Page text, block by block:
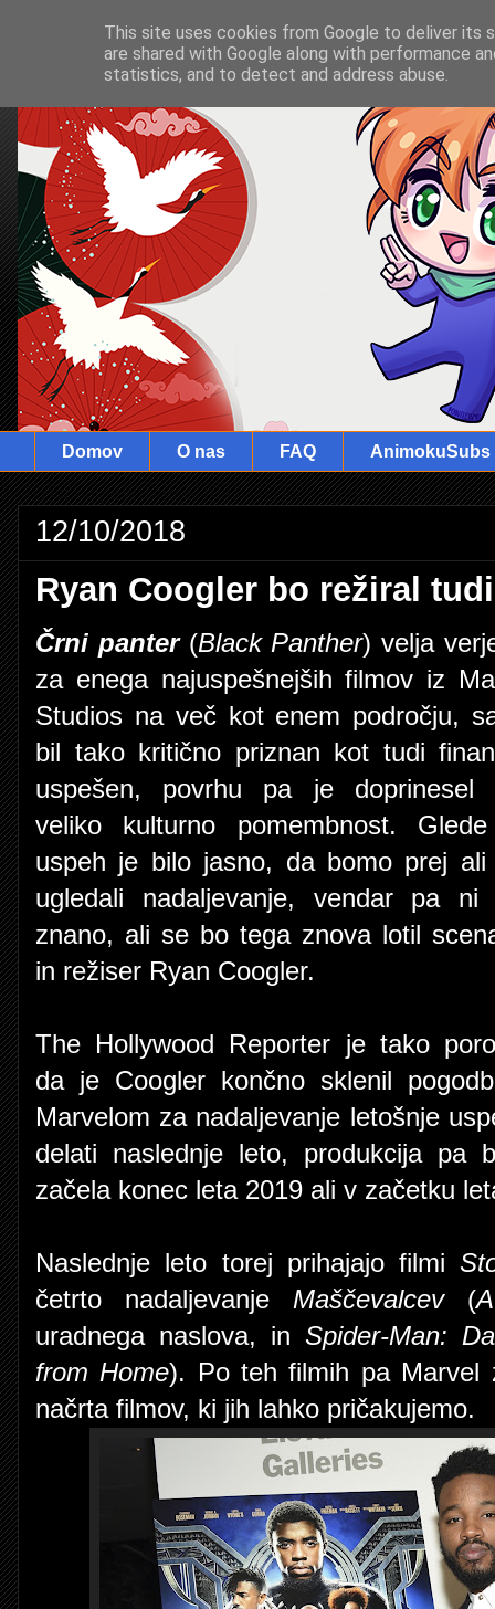
Domov O nas FAQ AnimokuSubs
12/10/2018
Ryan Coogler bo režiral
Črni panter(Black Panther) velja
za enega najuspešnejših filmov iz
Studios na več kot enem področju,
bil tako kritično priznan kot tudi
uspešen, povrhu pa je doprinesel
veliko kulturno pomembnost.
uspeh je bilo jasno, da bomo prej ali
ugledali nadaljevanje, vendar pa ni
znano, ali se bo tega znova lotil
in režiser Ryan Coogler.
The Hollywood Reporter je tako
da je Coogler končno sklenil
Marvelom za nadaljevanje letošnje
delati naslednje leto, produkcija pa
začela konec leta 2019 ali v začetku
Naslednje leto torej prihajajo filmi
četrto nadaljevanje Maščevalcev(
uradnega naslova, in Spider-Man:
from Home). Po teh filmih pa Marvel
načrta filmov, ki jih lahko pričakujemo.
This site uses cookies from Google to deliver its
are shared with Google along with performance
statistics, and to detect and address abuse.